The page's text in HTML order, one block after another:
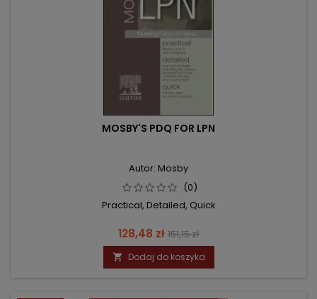
MOSBY'S PDQ FOR LPN
Autor: Mosby
(0)
Practical, Detailed, Quick
Cena
128,48 zł Cena
podstawowa
151,15 zł
 Dodaj do koszyka